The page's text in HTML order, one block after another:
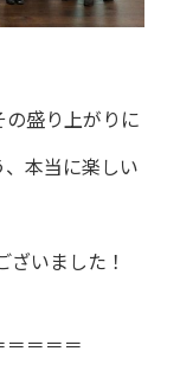
盛り上がりに
本当に楽しい
ざいました！
＝＝＝＝